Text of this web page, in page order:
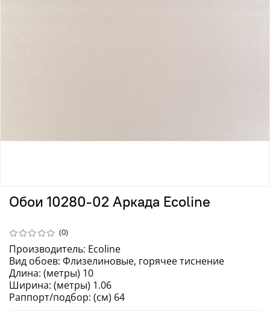
(0)
Обои 10280-02 Аркада Ecoline
Производитель: Ecoline
Вид обоев: Флизелиновые, горячее тиснение
Длина: (метры) 10
Ширина: (метры) 1.06
Раппорт/подбор: (см) 64